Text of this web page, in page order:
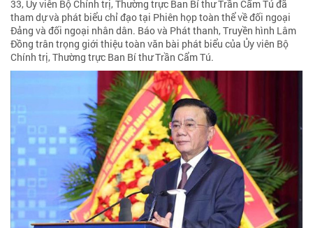
33, Ủy viên Bộ Chính trị, Thường trực Ban Bí thư Trần Cẩm Tú đã
tham dự và phát biểu chỉ đạo tại Phiên họp toàn thể về đối ngoại
Đảng và đối ngoại nhân dân. Báo và Phát thanh, Truyền hình Lâm
Đồng trân trọng giới thiệu toàn văn bài phát biểu của Ủy viên Bộ
Chính trị, Thường trực Ban Bí thư Trần Cẩm Tú.